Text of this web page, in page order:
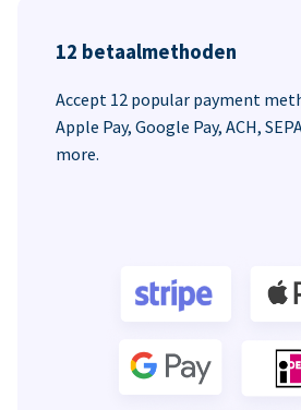
12 betaalmethoden
Accept 12 popular payment
Apple Pay, Google Pay, ACH,
more.